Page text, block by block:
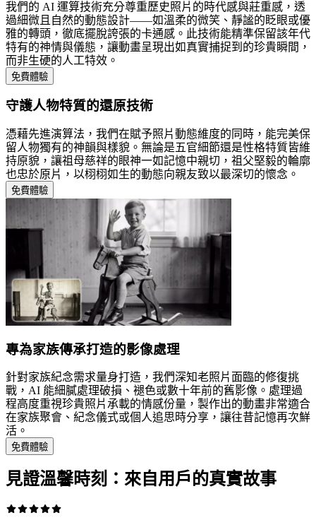
我們的 AI 運算技術充分尊重歷史照片的時代感與莊重感，透
過細微且自然的動態設計——如溫柔的微笑、靜謐的眨眼或優
雅的轉頭，徹底擺脫誇張的卡通感。此技術能精準保留該年代
特有的神情與儀態，讓動畫呈現出如真實捕捉到的珍貴瞬間，
而非生硬的人工特效。
免費體驗
守護人物特質的還原技術
憑藉先進演算法，我們在賦予照片動態維度的同時，能完美保
留人物獨有的神韻與樣貌。無論是五官細節還是性格特質皆維
持原貌，讓祖母慈祥的眼神一如記憶中親切，祖父堅毅的輪廓
也忠於原片，以栩栩如生的動態向親友致以最深切的懷念。
免費體驗
專為家族傳承打造的影像處理
針對家族紀念需求量身打造，我們深知老照片面臨的修復挑
戰，AI 能細膩處理破損、褪色或數十年前的舊影像。處理過
程高度重視珍貴照片承載的情感份量，製作出的動畫非常適合
在家族聚會、紀念儀式或個人追思時分享，讓往昔記憶再次鮮
活。
免費體驗
見證溫馨時刻：來自用戶的真實故事